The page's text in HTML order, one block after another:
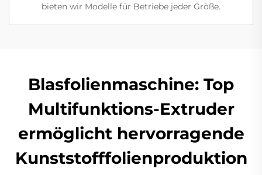
bieten wir Modelle für Betriebe jeder Größe.
Blasfolienmaschine: Top
Multifunktions-Extruder
ermöglicht hervorragende
Kunststofffolienproduktion